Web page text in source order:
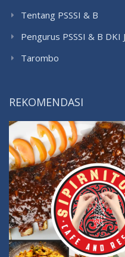
Tentang PSSSI & B
Pengurus PSSSI & B DKI
Tarombo
REKOMENDASI